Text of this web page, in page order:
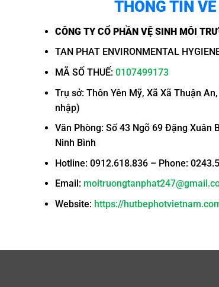
THÔNG TIN
CÔNG TY CỔ PHẦN VỆ SINH MÔI
TAN PHAT ENVIRONMENTAL
MÃ SỐ THUẾ: 0107499173
Trụ sở: Thôn Yên Mỹ, Xã Xã Thuận
nhập)
Văn Phòng: Số 43 Ngõ 69 Đặng Xuân
Ninh Bình
Hotline: 0912.618.836 – Phone:
Email:
Website: https://